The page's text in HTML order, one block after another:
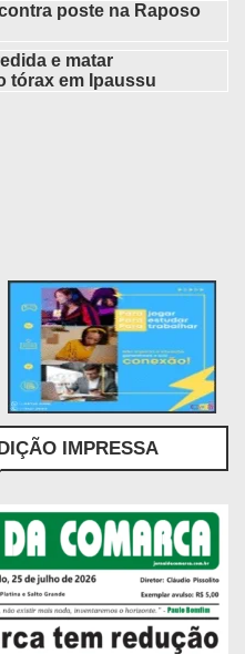
poste na Raposo
e matar
tórax em Ipaussu
IMPRESSA